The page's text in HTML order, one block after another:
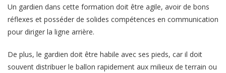
Un gardien dans cette formation doit être agile, avoir de bons
réflexes et posséder de solides compétences en communication
pour diriger la ligne arrière.
De plus, le gardien doit être habile avec ses pieds, car il doit
souvent distribuer le ballon rapidement aux milieux de terrain ou